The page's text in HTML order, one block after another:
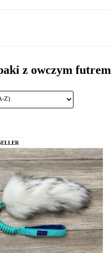
z owczym futrem